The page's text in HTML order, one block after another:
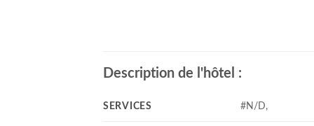
Description de l'hôtel :
SERVICES #N/D,